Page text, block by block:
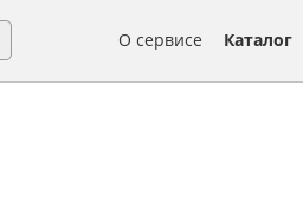
О сервисе Каталог